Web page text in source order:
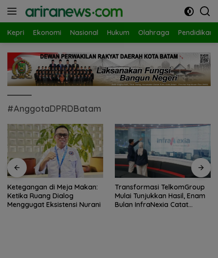
Kepri Ekonomi Nasional Hukum Olahraga Pendidikan
#AnggotaDPRDBatam
Ketegangan di Meja Makan:
Ketika Ruang Dialog
Menggugat Eksistensi Nurani
Transformasi TelkomGroup
Mulai Tunjukkan Hasil, Enam
Bulan InfraNexia Catat